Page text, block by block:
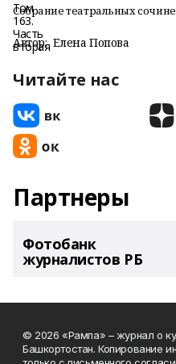
Собрание театральных
Автор: Елена Попова
Читайте нас
Партнеры
Фотобанк
журналистов РБ
© 2026 «Рампа» – журнал о
Башкортостан. Копирование